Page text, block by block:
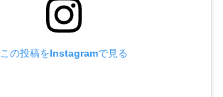
この投稿をInstagramで見る